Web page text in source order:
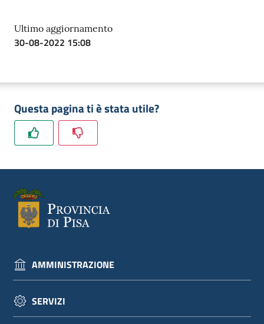
Ultimo aggiornamento
30-08-2022 15:08
Questa pagina ti è stata utile?
AMMINISTRAZIONE
SERVIZI